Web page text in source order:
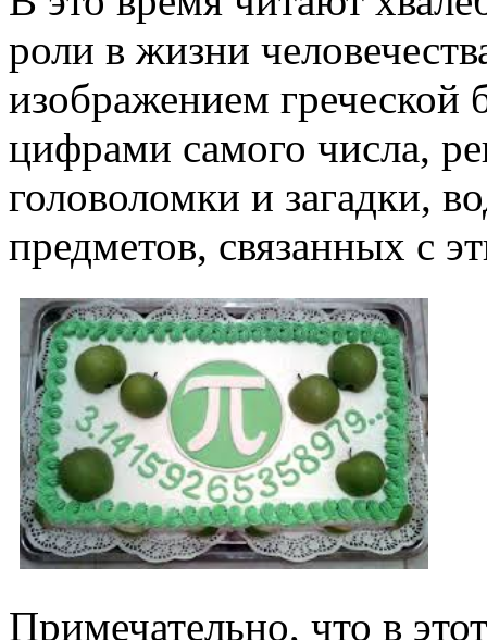
роли в жизни
изображением греческой
цифрами самого числа,
головоломки и загадки,
предметов, связанных с
Примечательно, что в